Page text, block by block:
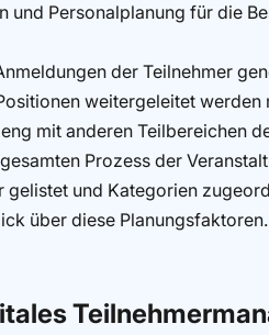
und Personalplanung für die
der Teilnehmer
weitergeleitet werden
mit anderen Teilbereichen
Prozess der
gelistet und Kategorien
über diese Planungsfaktoren.